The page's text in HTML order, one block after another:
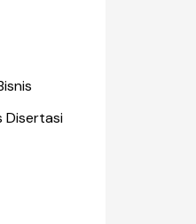
Disertasi